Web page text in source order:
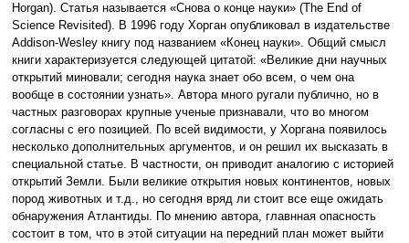
Horgan). Статья называется «Снова о конце науки» (The End of
Science Revisited). В 1996 году Хорган опубликовал в издательстве
Addison-Wesley книгу под названием «Конец науки». Общий смысл
книги характеризуется следующей цитатой: «Великие дни научных
открытий миновали; сегодня наука знает обо всем, о чем она
вообще в состоянии узнать». Автора много ругали публично, но в
частных разговорах крупные ученые признавали, что во многом
согласны с его позицией. По всей видимости, у Хоргана появилось
несколько дополнительных аргументов, и он решил их высказать в
специальной статье. В частности, он приводит аналогию с историей
открытий Земли. Были великие открытия новых континентов, новых
пород животных и т.д., но сегодня вряд ли стоит все еще ожидать
обнаружения Атлантиды. По мнению автора, главнная опасность
состоит в том, что в этой ситуации на передний план может выйти